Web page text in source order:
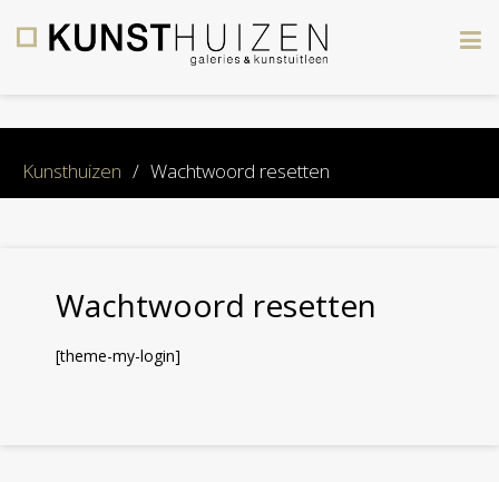
Kunsthuizen / Wachtwoord resetten
Wachtwoord resetten
[theme-my-login]